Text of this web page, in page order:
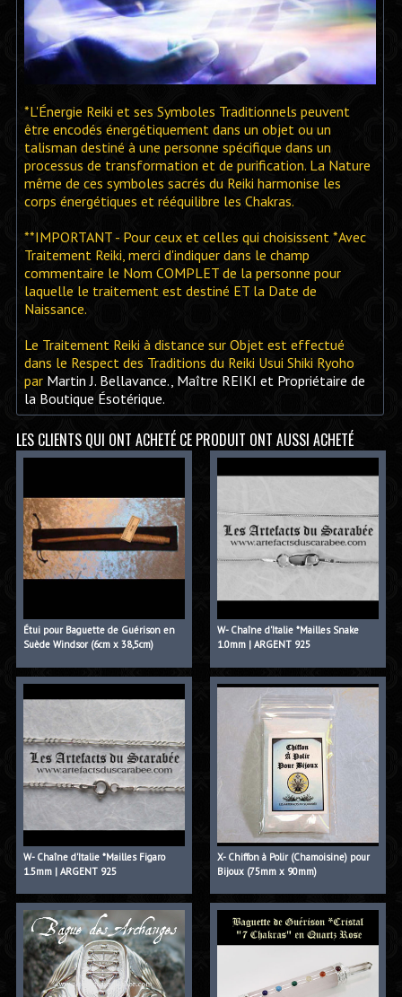
*L'Énergie Reiki et ses Symboles Traditionnels peuvent
être encodés énergétiquement dans un objet ou un
talisman destiné à une personne spécifique dans un
processus de transformation et de purification. La Nature
même de ces symboles sacrés du Reiki harmonise les
corps énergétiques et rééquilibre les Chakras.
**IMPORTANT - Pour ceux et celles qui choisissent *Avec
Traitement Reiki, merci d'indiquer dans le champ
commentaire le Nom COMPLET de la personne pour
laquelle le traitement est destiné ET la Date de
Naissance.
Le Traitement Reiki à distance sur Objet est effectué
dans le Respect des Traditions du Reiki Usui Shiki Ryoho
par Martin J. Bellavance., Maître REIKI et Propriétaire de
la Boutique Ésotérique.
LES CLIENTS QUI ONT ACHETÉ CE PRODUIT ONT AUSSI ACHETÉ
Étui pour Baguette de Guérison en
Suède Windsor (6cm x 38,5cm)
W- Chaîne d'Italie *Mailles Snake
1.0mm | ARGENT 925
W- Chaîne d'Italie *Mailles Figaro
1.5mm | ARGENT 925
X- Chiffon à Polir (Chamoisine) pour
Bijoux (75mm x 90mm)